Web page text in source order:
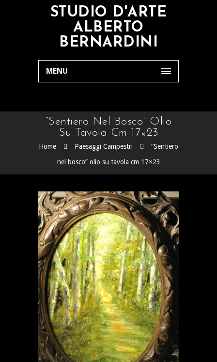
STUDIO D'ARTE
ALBERTO
BERNARDINI
MENU
“Sentiero Nel Bosco” Olio
Su Tavola Cm 17×23
Home Paesaggi Campestri
“Sentiero
nel bosco” olio su tavola cm 17×23